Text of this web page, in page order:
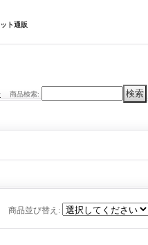
ト通販
商品検索:
商品並び替え :